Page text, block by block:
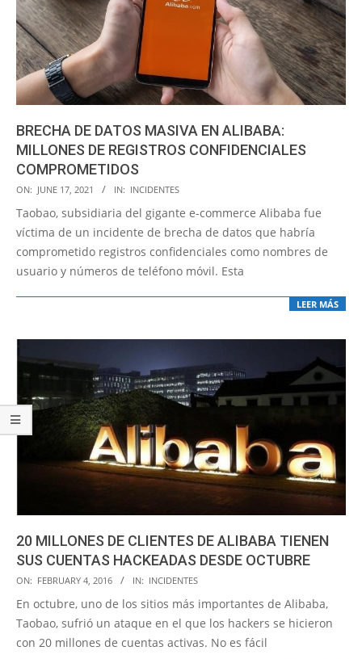
BRECHA DE DATOS MASIVA EN ALIBABA:
MILLONES DE REGISTROS CONFIDENCIALES
COMPROMETIDOS
2021-
06-
17
ON: JUNE 17, 2021 IN: INCIDENTES
Taobao, subsidiaria del gigante e-commerce Alibaba fue
víctima de un incidente de brecha de datos que habría
comprometido registros confidenciales como nombres de
usuario y números de teléfono móvil. Esta
LEER MÁS
20 MILLONES DE CLIENTES DE ALIBABA TIENEN
SUS CUENTAS HACKEADAS DESDE OCTUBRE
2016-
02-
04
ON: FEBRUARY 4, 2016 IN: INCIDENTES
En octubre, uno de los sitios más importantes de Alibaba,
Taobao, sufrió un ataque en el que los hackers se hicieron
con 20 millones de cuentas activas. No es fácil